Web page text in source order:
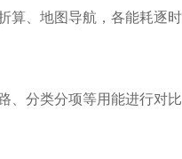
算、地图导航，各能耗逐
、分类分项等用能进行对